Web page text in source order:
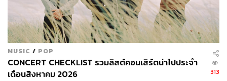
MUSIC / POP
CONCERT CHECKLIST รวมลิสต์คอนเสิร์ตน่าไปประจำ
เดือนสิงหาคม 2026
313